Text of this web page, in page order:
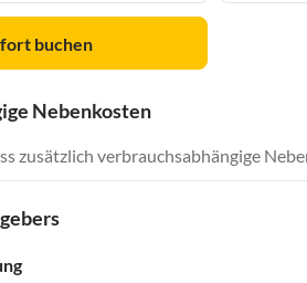
buchen
Nebenkosten
zusätzlich verbrauchsabhängige